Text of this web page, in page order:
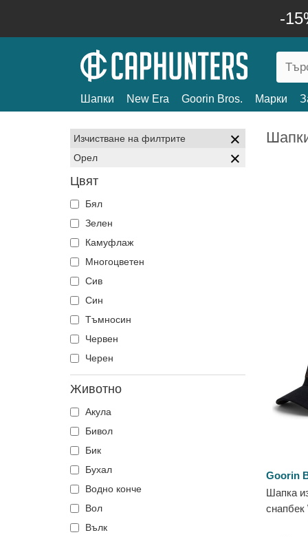
-
Шапки New Era Goorin Bros. Марки
Изчистване на филтрите
Орел
Цвят
Бял
Зелен
Камуфлаж
Многоцветен
Сив
Син
Тъмносин
Червен
Черен
Животно
Акула
Бивол
Бик
Бухал
Водно конче
Вол
Вълк
Goorin
Шапка
снапбек
Farm от